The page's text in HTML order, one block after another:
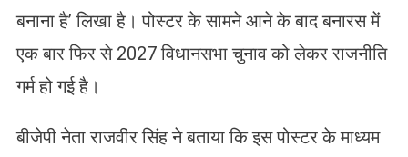
बनाना है’ लिखा है। पोस्टर के सामने आने के बाद बनारस में
एक बार फिर से 2027 विधानसभा चुनाव को लेकर राजनीति
गर्म हो गई है।
बीजेपी नेता राजवीर सिंह ने बताया कि इस पोस्टर के माध्यम